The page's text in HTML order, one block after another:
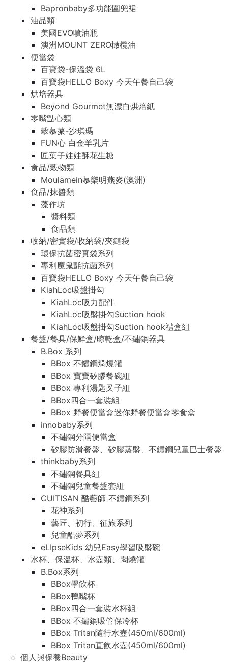
Bapronbaby多功能圍兜裙
油品類
美國EVO噴油瓶
澳洲MOUNT ZERO橄欖油
便當袋
百寶袋-保溫袋 6L
百寶袋HELLO Boxy 今天午餐自己袋
烘培器具
Beyond Gourmet無漂白烘焙紙
零嘴點心類
穀慕蒎-沙琪瑪
FUN心 白金羊乳片
匠菓子娃娃酥花生糖
食品/穀物類
Moulamein慕樂明燕麥(澳洲)
食品/抹醬類
藻作坊
醬料類
食品類
收納/密實袋/收納袋/夾鏈袋
環保抗菌密實袋系列
專利魔鬼氈抗菌系列
百寶袋HELLO Boxy 今天午餐自己袋
KiahLoc吸盤掛勾
KiahLoc吸力配件
KiahLoc吸盤掛勾Suction hook
KiahLoc吸盤掛勾Suction hook禮盒組
餐盤/餐具/保鮮盒/晾乾盒/不鏽鋼器具
B.Box 系列
BBox 不鏽鋼燜燒罐
BBox 寶寶矽膠餐碗組
BBox 專利湯匙叉子組
BBox四合一套裝組
BBox 野餐便當盒迷你野餐便當盒零食盒
innobaby系列
不鏽鋼分隔便當盒
矽膠防滑餐盤、矽膠蒸盤、不鏽鋼兒童巴士餐盤
thinkbaby系列
不鏽鋼餐具組
不鏽鋼兒童餐盤套組
CUITISAN 酷藝師 不鏽鋼系列
花神系列
藝匠、初行、征旅系列
兒童酷夢系列
eLIpseKids 幼兒Easy學習吸盤碗
水杯、保溫杯、水壺類、悶燒罐
B.Box系列
BBox學飲杯
BBox鴨嘴杯
BBox四合一套裝水杯組
BBox 不鏽鋼吸管保冷杯
BBox Tritan隨行水壺(450ml/600ml)
BBox Tritan直飲水壺(450ml/600ml)
個人與保養Beauty